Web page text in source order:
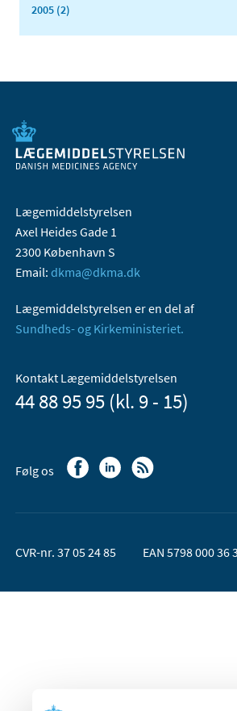
2005 (2)
Lægemiddelstyrelsen
Axel Heides Gade 1
2300 København S
Email: dkma@dkma.dk
Lægemiddelstyrelsen er en del af
Sundheds- og Kirkeministeriet.
Kontakt Lægemiddelstyrelsen
44 88 95 95 (kl. 9 - 15)
Følg os
CVR-nr. 37 05 24 85 EAN 5798 000 36